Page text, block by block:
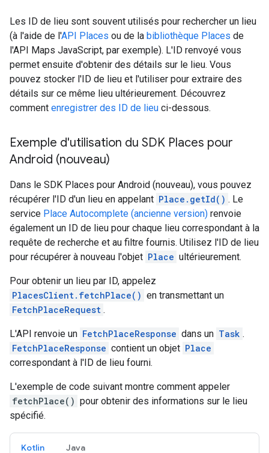
Les ID de lieu sont souvent utilisés pour rechercher un lieu
(à l'aide de l'API Places ou de la bibliothèque Places de
l'API Maps JavaScript, par exemple). L'ID renvoyé vous
permet ensuite d'obtenir des détails sur le lieu. Vous
pouvez stocker l'ID de lieu et l'utiliser pour extraire des
détails sur ce même lieu ultérieurement. Découvrez
comment enregistrer des ID de lieu ci-dessous.
Exemple d'utilisation du SDK Places pour
Android (nouveau)
Dans le SDK Places pour Android (nouveau), vous pouvez
récupérer l'ID d'un lieu en appelant Place.getId() . Le
service Place Autocomplete (ancienne version) renvoie
également un ID de lieu pour chaque lieu correspondant à la
requête de recherche et au filtre fournis. Utilisez l'ID de lieu
pour récupérer à nouveau l'objet Place ultérieurement.
Pour obtenir un lieu par ID, appelez
PlacesClient.fetchPlace() en transmettant un
FetchPlaceRequest .
L'API renvoie un FetchPlaceResponse dans un Task .
FetchPlaceResponse contient un objet Place
correspondant à l'ID de lieu fourni.
L'exemple de code suivant montre comment appeler
fetchPlace() pour obtenir des informations sur le lieu
spécifié.
Kotlin Java